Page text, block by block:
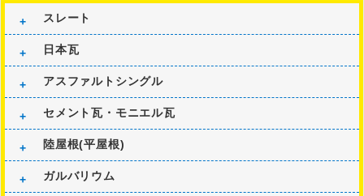
スレート
日本瓦
アスファルトシングル
セメント瓦・モニエル瓦
陸屋根(平屋根)
ガルバリウム